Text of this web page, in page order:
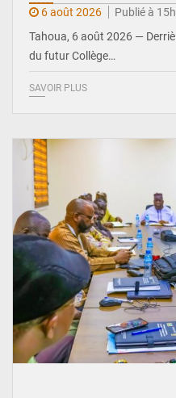
6 août 2026
Publié à
Tahoua, 6 août 2026 —
du futur Collège…
SAVOIR PLUS